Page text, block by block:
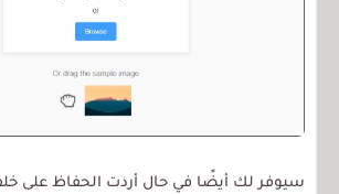
سيوفر لك أيضًا في حال أردت الحفاظ على